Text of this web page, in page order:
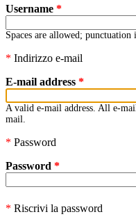
Username *
Spaces are allowed;
* Indirizzo e-mail
E-mail address *
A valid e-mail address. All e-
mail.
* Password
Password *
* Riscrivi la password